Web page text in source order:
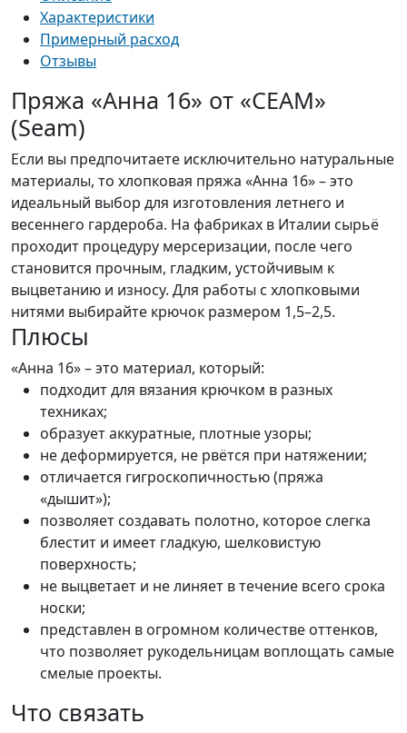
Характеристики
Примерный расход
Отзывы
Пряжа «Анна 16» от «CEAM»
(Seam)
Если вы предпочитаете исключительно натуральные
материалы, то хлопковая пряжа «Анна 16» – это
идеальный выбор для изготовления летнего и
весеннего гардероба. На фабриках в Италии сырьё
проходит процедуру мерсеризации, после чего
становится прочным, гладким, устойчивым к
выцветанию и износу. Для работы с хлопковыми
нитями выбирайте крючок размером 1,5–2,5.
Плюсы
«Анна 16» – это материал, который:
подходит для вязания крючком в разных
техниках;
образует аккуратные, плотные узоры;
не деформируется, не рвётся при натяжении;
отличается гигроскопичностью (пряжа
«дышит»);
позволяет создавать полотно, которое слегка
блестит и имеет гладкую, шелковистую
поверхность;
не выцветает и не линяет в течение всего срока
носки;
представлен в огромном количестве оттенков,
что позволяет рукодельницам воплощать самые
смелые проекты.
Что связать